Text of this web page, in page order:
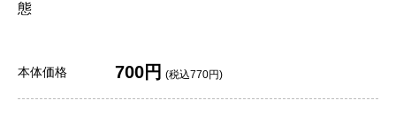
態
本体価格 700円 (税込770円)